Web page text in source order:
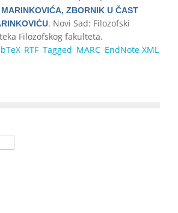
ZBORNIK U ČAST
. Novi Sad: Filozofski
Filozofskog fakulteta.
RTF Tagged MARC EndNote XML